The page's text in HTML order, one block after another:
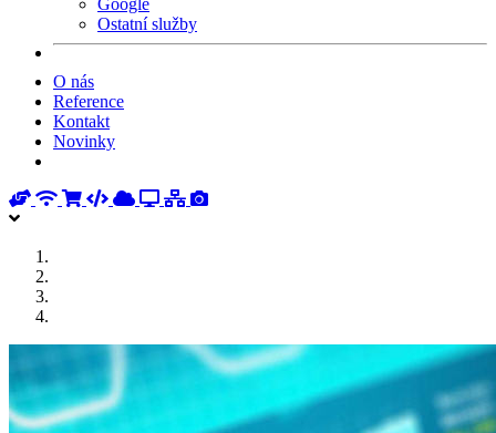
Google
Ostatní služby
O nás
Reference
Kontakt
Novinky